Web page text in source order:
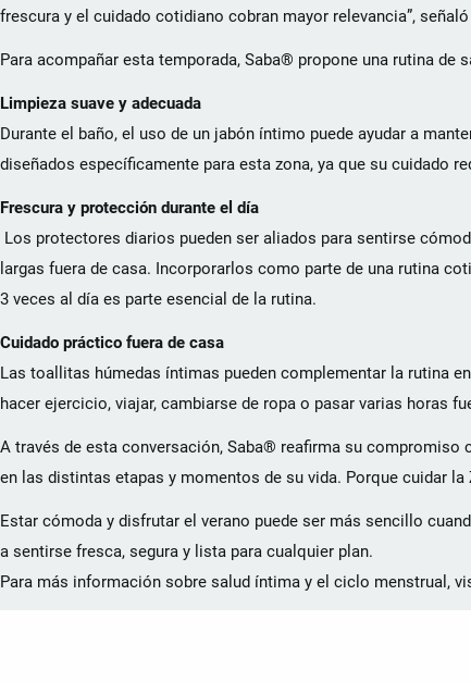
frescura y el cuidado cotidiano cobran mayor relevancia”,
Para acompañar esta temporada, Saba® propone una rutina
Limpieza suave y adecuada
Durante el baño, el uso de un jabón íntimo puede ayudar a
diseñados específicamente para esta zona, ya que su cuidado
Frescura y protección durante el día
Los protectores diarios pueden ser aliados para sentirse
largas fuera de casa. Incorporarlos como parte de una rutina
3 veces al día es parte esencial de la rutina.
Cuidado práctico fuera de casa
Las toallitas húmedas íntimas pueden complementar la rutina
hacer ejercicio, viajar, cambiarse de ropa o pasar varias horas
A través de esta conversación, Saba® reafirma su compromiso
en las distintas etapas y momentos de su vida. Porque cuidar
Estar cómoda y disfrutar el verano puede ser más sencillo
a sentirse fresca, segura y lista para cualquier plan.
Para más información sobre salud íntima y el ciclo menstrual,